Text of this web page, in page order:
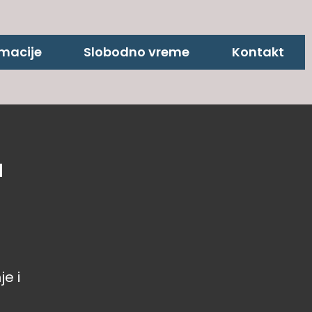
Slobodno vreme Kontakt
i